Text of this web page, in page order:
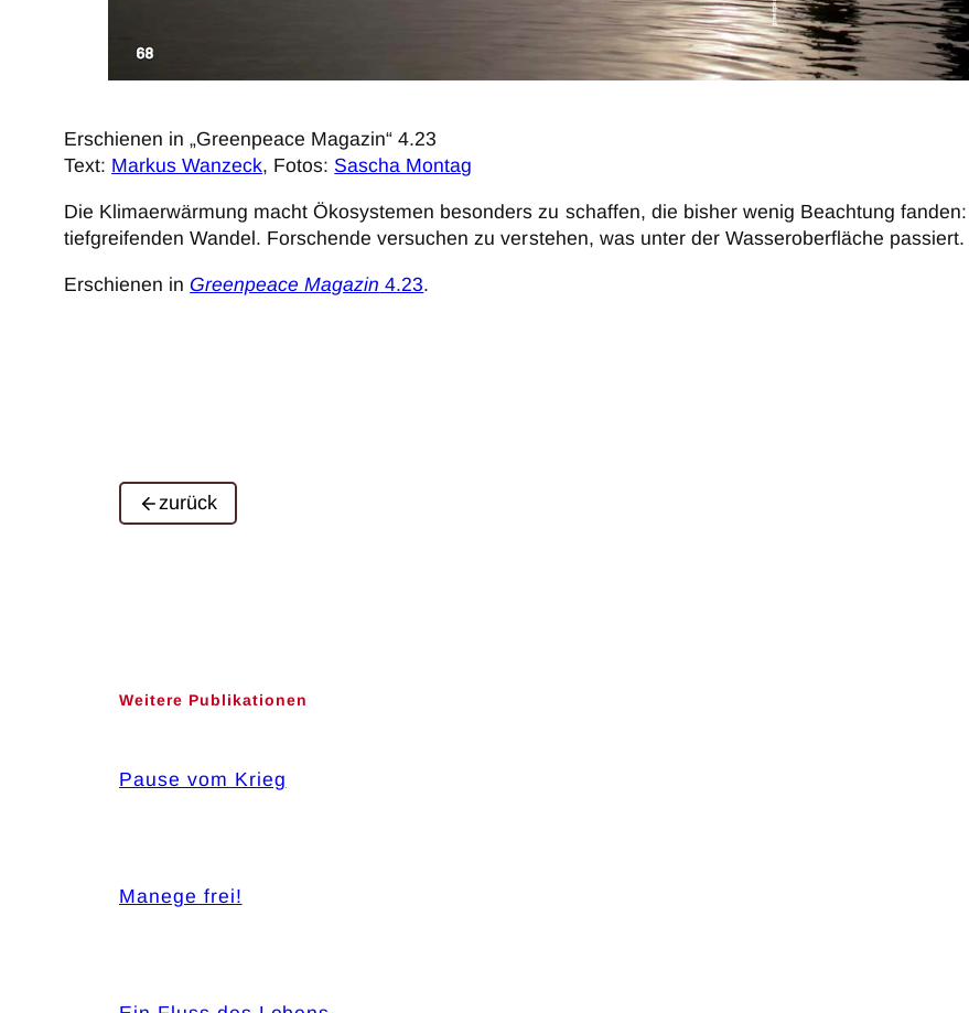
Erschienen in „Greenpeace Magazin“ 4.23
Text: Markus Wanzeck, Fotos: Sascha Montag
Die Klimaerwärmung macht Ökosystemen besonders zu schaffen, die bisher wenig Beachtung
tiefgreifenden Wandel. Forschende versuchen zu verstehen, was unter der Wasseroberfläche passiert.
Erschienen inGreenpeace Magazin 4.23.
zurück
Weitere Publikationen
Pause vom Krieg
Manege frei!